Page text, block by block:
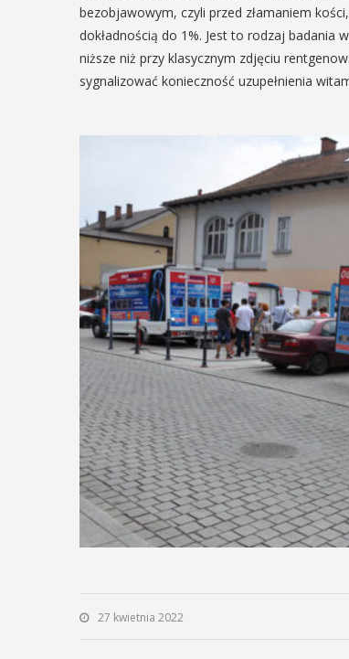
bezobjawowym, czyli przed złamaniem
dokładnością do 1%. Jest to rodzaj badania
niższe niż przy klasycznym zdjęciu
sygnalizować konieczność uzupełnienia
27 kwietnia 2022